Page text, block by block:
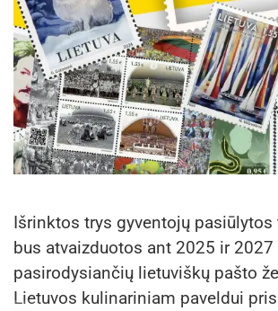
Po pusryčių L. Tamošauskienė
rekomenduoja praskalauti
skalavimo skysčiu, galbūt net
tarpdančius. Vakare dantys turi
vakarienės.
Vaistininkė primena nepamiršti
nusidėvi, tai ir dažniau.
Esant dažniems dantenų, burnos
uždegimams, kariesui, L.
Išrinktos trys gyventojų pasiūlytos
bus atvaizduotos ant 2025 ir 2027
pasirodysiančių lietuviškų pašto
Lietuvos kulinariniam paveldui